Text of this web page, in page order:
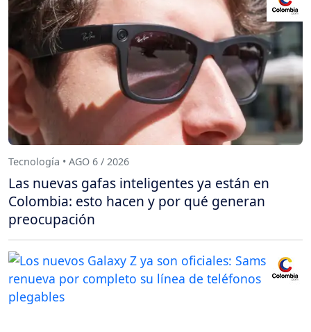
Tecnología • AGO 6 / 2026
Las nuevas gafas inteligentes ya están en
Colombia: esto hacen y por qué generan
preocupación